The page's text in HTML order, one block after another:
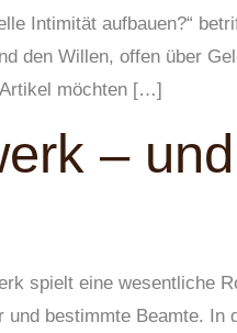
Intimität aufbauen?“
den Willen, offen über
möchten […]
–
spielt eine wesentliche
bestimmte Beamte.